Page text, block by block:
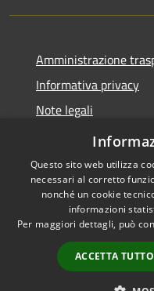
Amministrazione
Informativa privacy
Note legali
Dichiarazione di
Accessibilità
Questo sito web utilizza
necessari al corretto
nonché un cookie
informazioni
Per maggiori dettagli, può
ACCETTA TUTTO